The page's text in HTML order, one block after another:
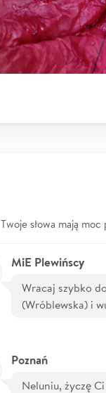
Twoje słowa mają
MiE Plewińscy
Wracaj szybko
(Wróblewska) i
Poznań
Neluniu, życzę